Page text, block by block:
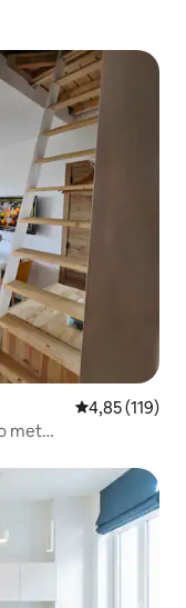
Gemiddelde
4,85 (119)
met